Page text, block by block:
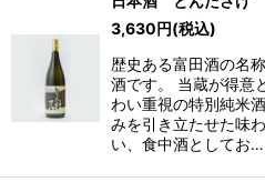
3,630円(税込)
歴史ある富田酒の名
酒です。 当蔵が得意
わい重視の特別純米
みを引き立たせた味
い、食中酒としてお…